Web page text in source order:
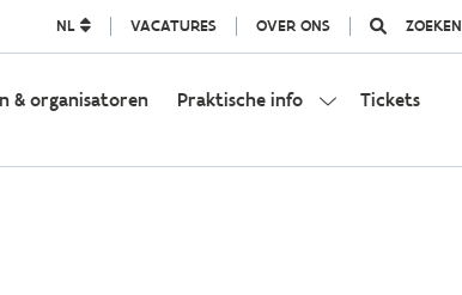
NL VACATURES OVER ONS ZOEKEN
& organisatoren Praktische info Tickets